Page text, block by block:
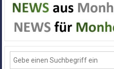
Alle
News
aus
Deiner